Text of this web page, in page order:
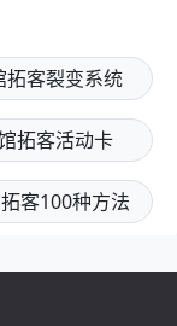
拓客裂变系统
拓客活动卡
客100种方法